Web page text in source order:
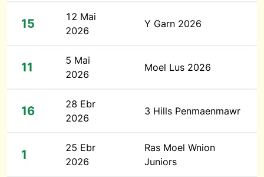
15
12 Mai
2026
Y Garn 2026
11
5 Mai
2026
Moel Lus 2026
16
28 Ebr
2026
3 Hills Penmaenmawr
1
25 Ebr
2026
Ras Moel Wnion
Juniors